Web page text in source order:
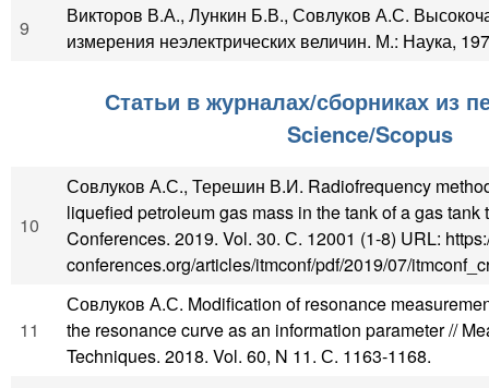
9
Викторов В.А., Лункин Б.В., Совлуков А.С.
измерения неэлектрических величин. М.: Наука,
Статьи в журналах/сборниках из
Science/Scopus
10
Совлуков А.С., Терешин В.И. Radiofrequency
liquefied petroleum gas mass in the tank of a gas tank
Conferences. 2019. Vol. 30. С. 12001 (1-8) URL:
conferences.org/articles/itmconf/pdf/2019/07/
11
Совлуков А.С. Modification of resonance
the resonance curve as an information parameter //
Techniques. 2018. Vol. 60, N 11. С. 1163-1168.